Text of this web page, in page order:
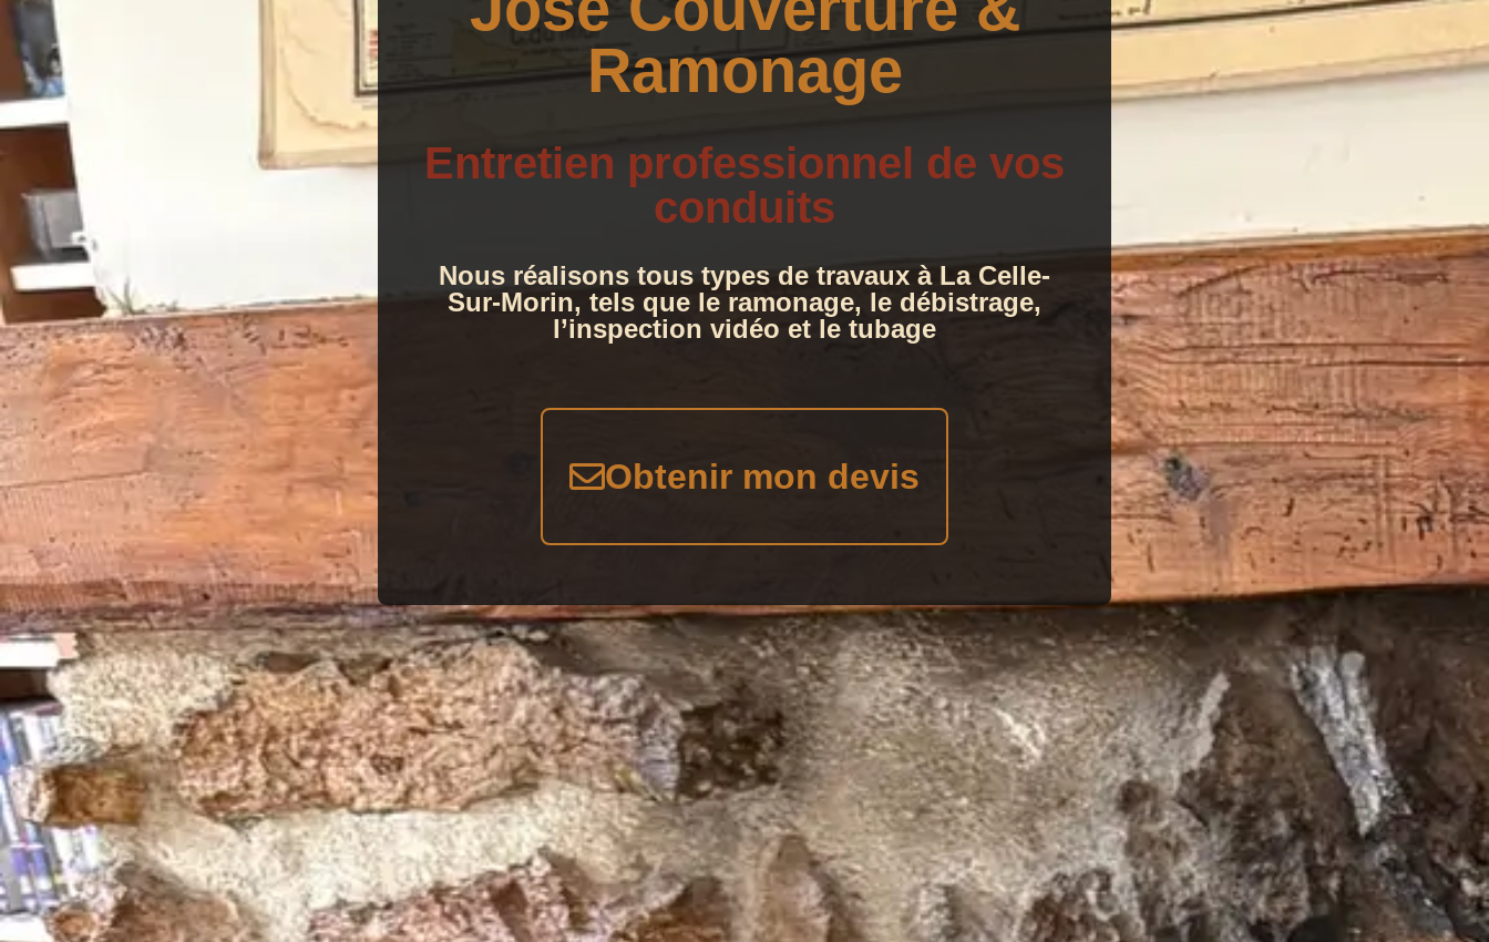
Ramonage
Entretien professionnel de vos
conduits
Nous réalisons tous types de travaux à La Celle-
Sur-Morin, tels que le ramonage, le débistrage,
l’inspection vidéo et le tubage
Obtenir mon devis